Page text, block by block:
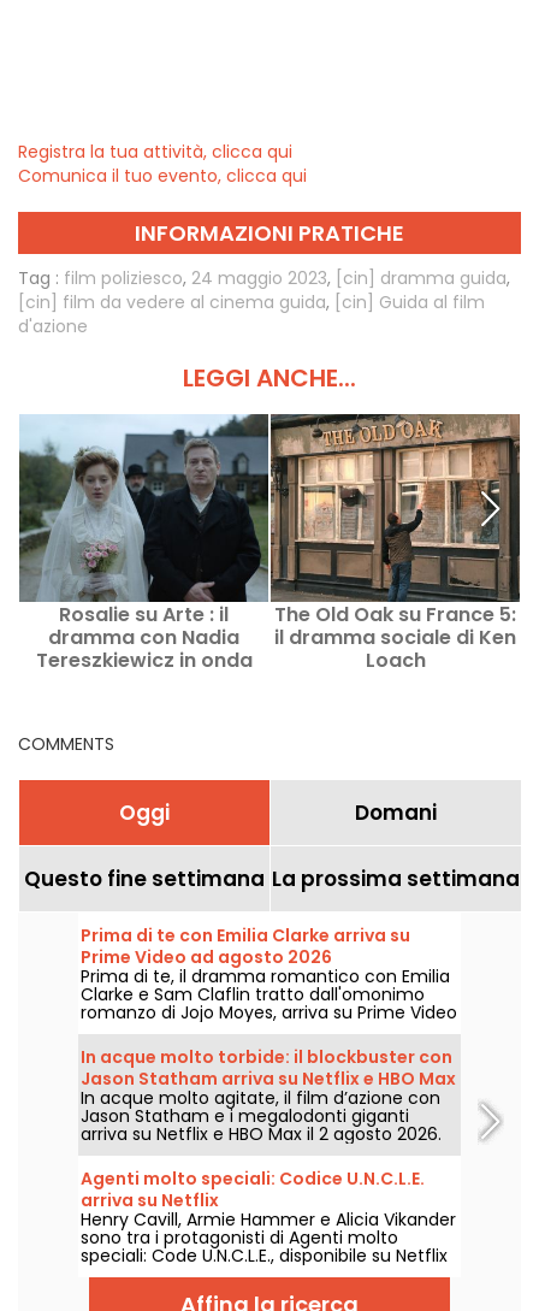
Registra la tua attività, clicca qui
Comunica il tuo evento, clicca qui
INFORMAZIONI PRATICHE
Tag : film poliziesco, 24 maggio 2023, [cin] dramma guida,
[cin] film da vedere al cinema guida, [cin] Guida al film
d'azione
LEGGI ANCHE...
Rosalie su Arte : il
dramma con Nadia
Tereszkiewicz in onda
The Old Oak su France 5:
il dramma sociale di Ken
Loach
COMMENTS
Oggi Domani
Questo fine settimana La prossima settimana
Prima di te con Emilia Clarke arriva su
Prime Video ad agosto 2026
Prima di te, il dramma romantico con Emilia
Clarke e Sam Claflin tratto dall'omonimo
romanzo di Jojo Moyes, arriva su Prime Video
il 1° agosto 2026.
In acque molto torbide: il blockbuster con
Jason Statham arriva su Netflix e HBO Max
In acque molto agitate, il film d’azione con
Jason Statham e i megalodonti giganti
arriva su Netflix e HBO Max il 2 agosto 2026.
Agenti molto speciali: Codice U.N.C.L.E.
arriva su Netflix
Henry Cavill, Armie Hammer e Alicia Vikander
sono tra i protagonisti di Agenti molto
speciali: Code U.N.C.L.E., disponibile su Netflix
a partire dal 6 agosto 2026.
Affina la ricerca